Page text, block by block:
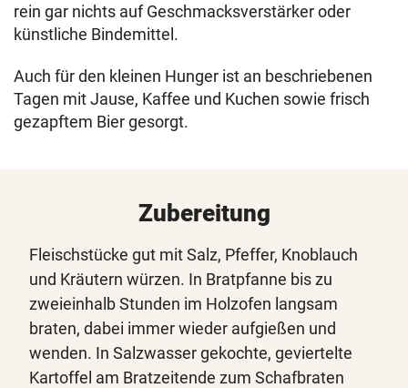
rein gar nichts auf Geschmacksverstärker oder
künstliche Bindemittel.
Auch für den kleinen Hunger ist an beschriebenen
Tagen mit Jause, Kaffee und Kuchen sowie frisch
gezapftem Bier gesorgt.
Zubereitung
Fleischstücke gut mit Salz, Pfeffer, Knoblauch
und Kräutern würzen. In Bratpfanne bis zu
zweieinhalb Stunden im Holzofen langsam
braten, dabei immer wieder aufgießen und
wenden. In Salzwasser gekochte, geviertelte
Kartoffel am Bratzeitende zum Schafbraten